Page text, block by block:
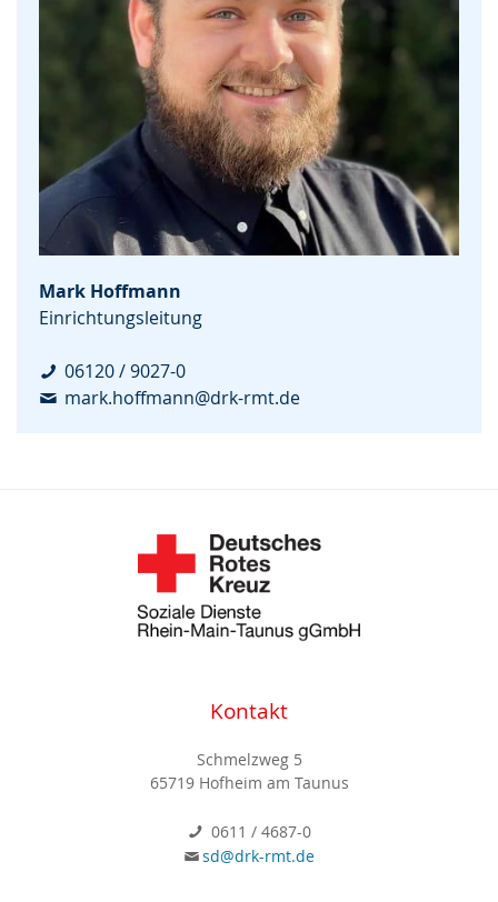
Mark Hoffmann
Einrichtungsleitung
06120 / 9027-0
mark.hoffmann@drk-rmt.de
Kontakt
Schmelzweg 5
65719 Hofheim am Taunus
0611 / 4687-0
sd@drk-rmt.de